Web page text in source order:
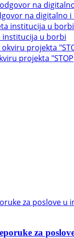
na digitalno i
institucija u borbi
projekta "STOP
za